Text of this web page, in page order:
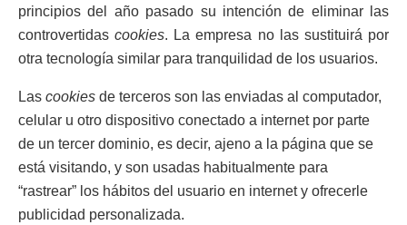
principios del año pasado su intención de eliminar las
controvertidascookies. La empresa no las sustituirá por
otra tecnología similar para tranquilidad de los usuarios.
Las cookies de terceros son las enviadas al computador,
celular u otro dispositivo conectado a internet por parte
de un tercer dominio, es decir, ajeno a la página que se
está visitando, y son usadas habitualmente para
“rastrear” los hábitos del usuario en internet y ofrecerle
publicidad personalizada.